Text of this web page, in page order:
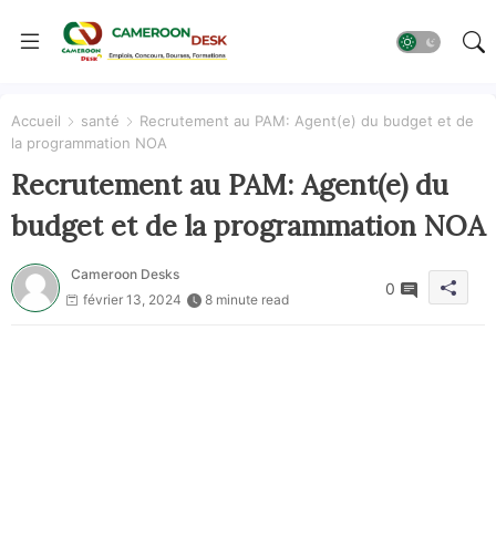
Accueil santé
Recrutement au PAM: Agent(e) du budget et de
la programmation NOA
Recrutement au PAM: Agent(e) du
budget et de la programmation NOA
Cameroon Desks
février 13, 2024
8 minute read
0